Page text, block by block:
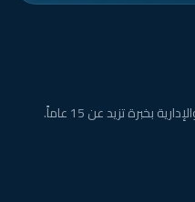
بخبرة تزيد عن 15 عاماً.